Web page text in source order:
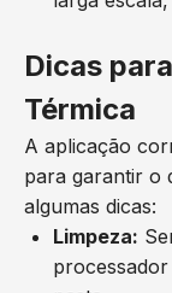
Dicas
Térmica
A aplicação
para garantir o
algumas dicas:
Limpeza: